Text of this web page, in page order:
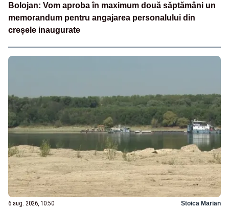
Bolojan: Vom aproba în maximum două săptămâni un
memorandum pentru angajarea personalului din
creșele inaugurate
6 aug. 2026, 10:50 Stoica Marian